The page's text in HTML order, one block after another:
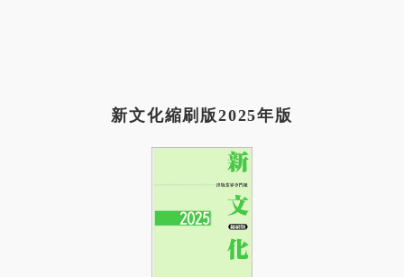
新文化縮刷版2025年版